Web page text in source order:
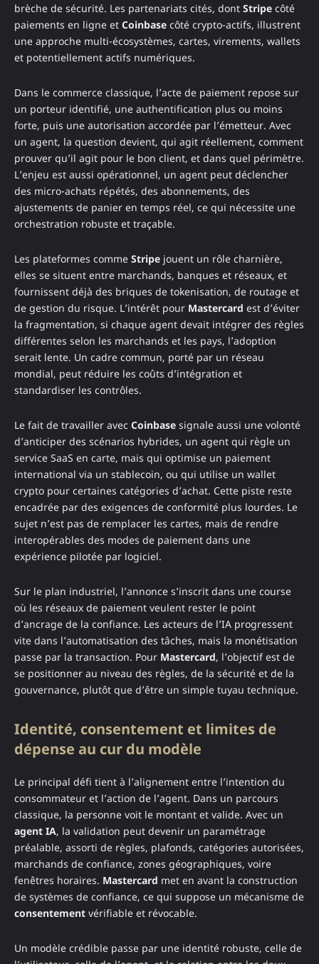
brèche de sécurité. Les partenariats cités, dont Stripe côté
paiements en ligne et Coinbase côté crypto-actifs, illustrent
une approche multi-écosystèmes, cartes, virements, wallets
et potentiellement actifs numériques.
Dans le commerce classique, l’acte de paiement repose sur
un porteur identifié, une authentification plus ou moins
forte, puis une autorisation accordée par l’émetteur. Avec
un agent, la question devient, qui agit réellement, comment
prouver qu’il agit pour le bon client, et dans quel périmètre.
L’enjeu est aussi opérationnel, un agent peut déclencher
des micro-achats répétés, des abonnements, des
ajustements de panier en temps réel, ce qui nécessite une
orchestration robuste et traçable.
Les plateformes comme Stripe jouent un rôle charnière,
elles se situent entre marchands, banques et réseaux, et
fournissent déjà des briques de tokenisation, de routage et
de gestion du risque. L’intérêt pour Mastercard est d’éviter
la fragmentation, si chaque agent devait intégrer des règles
différentes selon les marchands et les pays, l’adoption
serait lente. Un cadre commun, porté par un réseau
mondial, peut réduire les coûts d’intégration et
standardiser les contrôles.
Le fait de travailler avec Coinbase signale aussi une volonté
d’anticiper des scénarios hybrides, un agent qui règle un
service SaaS en carte, mais qui optimise un paiement
international via un stablecoin, ou qui utilise un wallet
crypto pour certaines catégories d’achat. Cette piste reste
encadrée par des exigences de conformité plus lourdes. Le
sujet n’est pas de remplacer les cartes, mais de rendre
interopérables des modes de paiement dans une
expérience pilotée par logiciel.
Sur le plan industriel, l’annonce s’inscrit dans une course
où les réseaux de paiement veulent rester le point
d’ancrage de la confiance. Les acteurs de l’IA progressent
vite dans l’automatisation des tâches, mais la monétisation
passe par la transaction. Pour Mastercard, l’objectif est de
se positionner au niveau des règles, de la sécurité et de la
gouvernance, plutôt que d’être un simple tuyau technique.
Identité, consentement et limites de
dépense au cur du modèle
Le principal défi tient à l’alignement entre l’intention du
consommateur et l’action de l’agent. Dans un parcours
classique, la personne voit le montant et valide. Avec un
agent IA, la validation peut devenir un paramétrage
préalable, assorti de règles, plafonds, catégories autorisées,
marchands de confiance, zones géographiques, voire
fenêtres horaires. Mastercard met en avant la construction
de systèmes de confiance, ce qui suppose un mécanisme de
consentement vérifiable et révocable.
Un modèle crédible passe par une identité robuste, celle de